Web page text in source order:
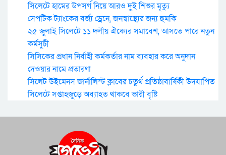
সিলেটে হামের উপসর্গ নিয়ে আরও দুই শিশুর মৃত্যু
সেপটিক ট্যাংকের বর্জ্য ড্রেনে, জনস্বাস্থ্যের জন্য হুমকি
২৫ জুলাই সিলেটে ১১ দলীয় ঐক্যের সমাবেশ, আসতে পারে নতুন
কর্মসুচী
সিসিকের প্রধান নির্বাহী কর্মকর্তার নাম ব্যবহার করে অনুদান
দেওয়ার নামে প্রতারণা
সিলেট উইমেনস জার্নালিস্ট ক্লাবের চতুর্থ প্রতিষ্ঠাবার্ষিকী উদযাপিত
সিলেটে সপ্তাহজুড়ে অব্যাহত থাকবে ভারী বৃষ্টি